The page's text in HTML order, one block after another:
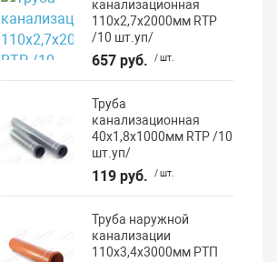
канализационная
110х2,7х2000мм RTP
/10 шт.уп/
657 руб. / шт.
Труба
канализационная
40х1,8х1000мм RTP /10
шт.уп/
119 руб. / шт.
Труба наружной
канализации
110х3,4х3000мм РТП